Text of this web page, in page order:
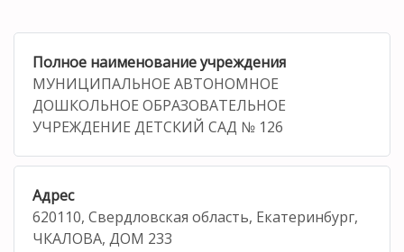
Полное наименование учреждения
МУНИЦИПАЛЬНОЕ АВТОНОМНОЕ
ДОШКОЛЬНОЕ ОБРАЗОВАТЕЛЬНОЕ
УЧРЕЖДЕНИЕ ДЕТСКИЙ САД № 126
Адрес
620110, Свердловская область, Екатеринбург,
ЧКАЛОВА, ДОМ 233